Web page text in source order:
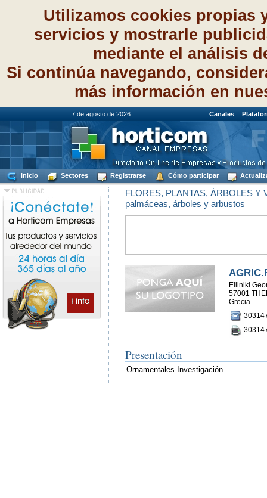
Utilizamos cookies propias
servicios y mostrarle
mediante el análisis
Si continúa navegando,
más información en
7 de agosto de 2026 Canales
Inicio Sectores Registrarse Cómo participar
FLORES, PLANTAS, ÁRBOLES Y
palmáceas, árboles y arbustos
Elliniki
57001
Grecia
Presentación
Ornamentales-Investigación.